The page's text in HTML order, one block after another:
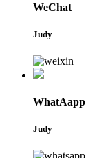
WeChat
Judy
WhatAapp
Judy